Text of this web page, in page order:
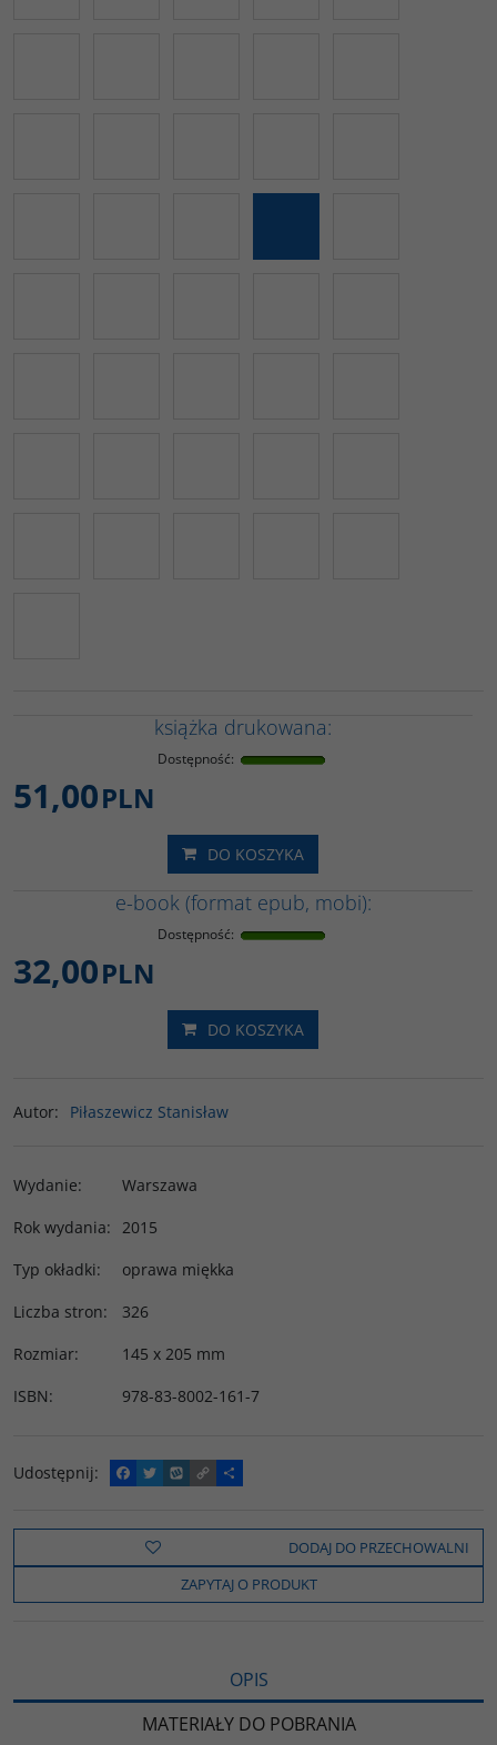
książka drukowana:
Dostępność:
51,00PLN
DO KOSZYKA
e-book (format epub, mobi):
Dostępność:
32,00PLN
DO KOSZYKA
Autor: Piłaszewicz Stanisław
Wydanie:
Warszawa
Rok wydania: 2015
Typ okładki:
oprawa miękka
Liczba stron:
326
Rozmiar:
145 x 205 mm
ISBN: 978-83-8002-161-7
Udostępnij:
F
a
e
o
k
T
w
t
t
e
W
y
o
C
o
y
i
n
k
P
o
z
e
l
s
DODAJ DO PRZECHOWALNI
ZAPYTAJ O PRODUKT
OPIS
MATERIAŁY DO POBRANIA